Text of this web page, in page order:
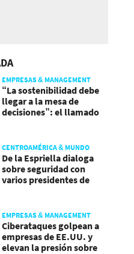
EMPRESAS & MANAGEMENT
“La sostenibilidad debe
llegar a la mesa de
decisiones”: el llamado
CENTROAMÉRICA & MUNDO
De la Espriella dialoga
sobre seguridad con
varios presidentes de
EMPRESAS & MANAGEMENT
Ciberataques golpean a
empresas de EE.UU. y
elevan la presión sobre